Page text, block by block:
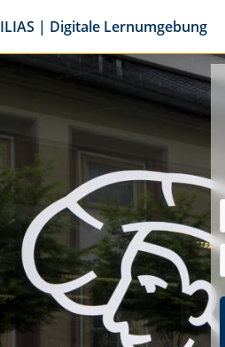
ILIAS | Digitale Lernumgebung